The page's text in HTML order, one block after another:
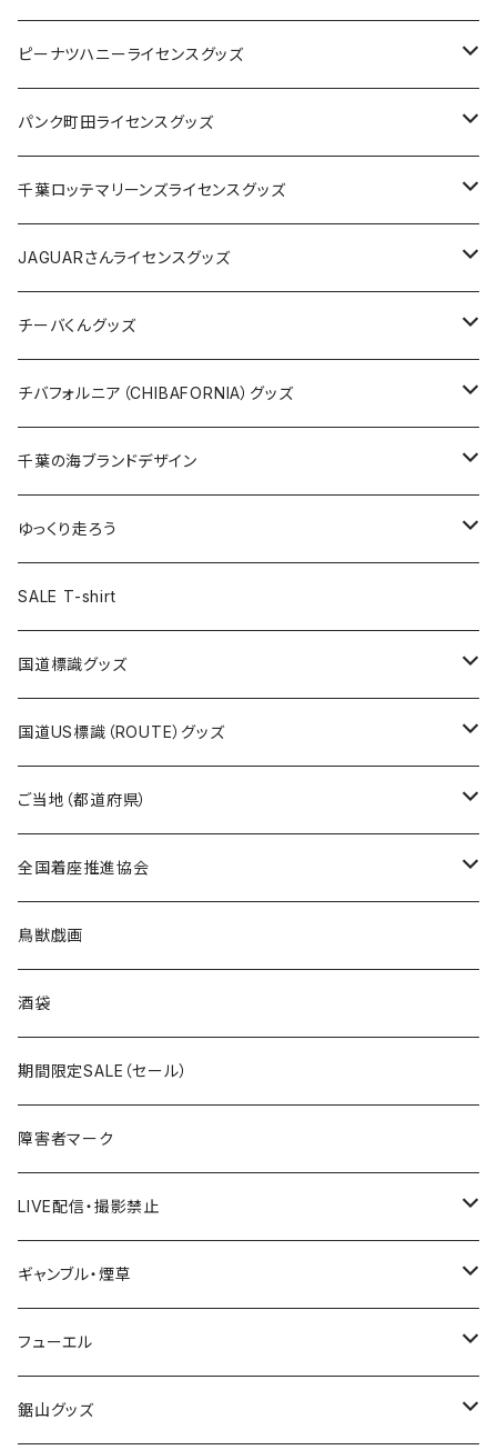
キャップ
ステッカー
缶バッジ
ホテルキーホルダー
ステッカー
缶バッジ
アクリルキーホルダー
ホテルキーホルダー
クリアファイル
Tシャツ
キャップ
トートバッグ
ランチバッグ
エコバッグ
ピーナツハニーライセンスグッズ
Tシャツ
キャップ
バッグ
ステッカー
缶バッジ
キーホルダー
クリアファイル
パンク町田ライセンスグッズ
Tシャツ
キャップ
バッグ
ステッカー
缶バッジ
キーホルダー
クリアファイル
千葉ロッテマリーンズライセンスグッズ
ステッカー
ステッカー
ステッカー大
缶バッジ
缶バッジ32mm
缶バッジ54mm
エコバッグ
JAGUARさんコラボグッズ
Tシャツ
ステッカー
サコッシュ
ホテルキーホルダー
モーテルキーホルダー
トートバッグ
JAGUARさんライセンスグッズ
Tシャツ
ステッカー
缶バッジ
クリアファイル
マスク
エコバッグ
千葉ロッテマリーンズコラボ
チーバくんグッズ
Tシャツ
キャップ
エコバッグ
ステッカー
モーテルキーホルダー
ホテルキーホルダー
トートバッグ
チバフォルニア（CHIBAFORNIA）グッズ
Tシャツ
キャップ
ステッカー
ホテルキーホルダー
千葉の海ブランドデザイン
Tシャツ
キャップ
ステッカー
ゆっくり走ろう
Tシャツ
ステッカー
ホテルキーホルダー
SALE T-shirt
国道標識グッズ
ステッカー
国道0～99号線
国道100～199号線
国道600～699号線
国道700～799号線
Tシャツ
キャップ
国道US標識（ROUTE）グッズ
ステッカー
ROUTE 0～99号線
ROUTE100～199号線
ROUTE600～699号線
ROUTE700～799号線
Tシャツ
ROUTE 0～99号線
ROUTE 100～199号線
ROUTE 600～699号線
ROUTE 700～799号線
キャップ
ROUTE 0～99号線
ROUTE 100～199号線
ROUTE 600～699号線
ROUTE 700～799号線
ご当地（都道府県）
北海道
青森県
岩手県
宮城県
秋田県
Tシャツ
ステッカー
山形県
福島県
茨城県
栃木県
全国着座推進協会
ステッカー
鳥獣戯画
酒袋
期間限定SALE（セール）
障害者マーク
LIVE配信・撮影禁止
LIVE配信禁止
撮影禁止
ギャンブル・煙草
ホテルキーホルダー
たばこ・禁煙ステッカー
フューエル
ステッカー
鋸山グッズ